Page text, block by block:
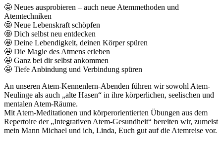
🤩 Neues ausprobieren – auch neue Atemmethoden und
Atemtechniken
🤩 Neue Lebenskraft schöpfen
🤩 Dich selbst neu entdecken
🤩 Deine Lebendigkeit, deinen Körper spüren
🤩 Die Magie des Atmens erleben
🤩 Ganz bei dir selbst ankommen
🤩 Tiefe Anbindung und Verbindung spüren
An unseren Atem-Kennenlern-Abenden führen wir sowohl Atem-
Neulinge als auch „alte Hasen“ in ihre körperlichen, seelischen und
mentalen Atem-Räume.
Mit Atem-Meditationen und körperorientierten Übungen aus dem
Repertoire der „Integrativen Atem-Gesundheit“ bereiten wir, zumeist
mein Mann Michael und ich, Linda, Euch gut auf die Atemreise vor.